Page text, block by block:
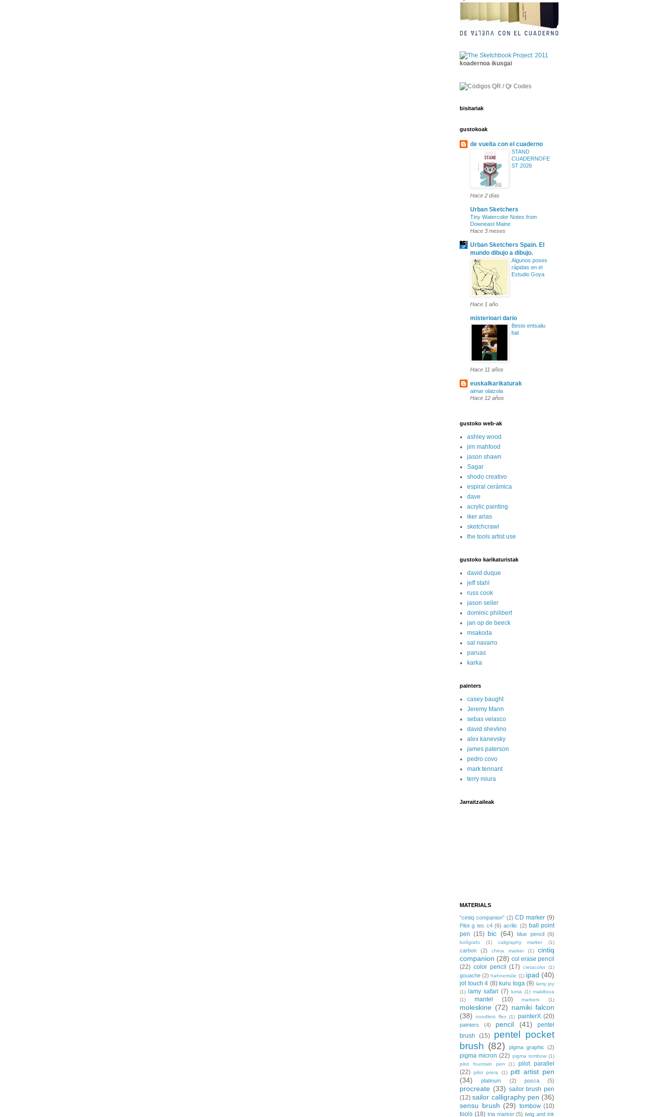
koadernoa ikusgai
bisitariak
gustokoak
de vuelta con el cuaderno
STAND
CUADERNOFE
ST 2026
Hace 2 días
Urban Sketchers
Tiny Watercolor Notes from
Downeast Maine
Hace 3 meses
Urban Sketchers Spain. El
mundo dibujo a dibujo.
Algunos poses
rápidas en el
Estudio Goya
Hace 1 año
misterioari dario
Beste entsailu
bat
Hace 11 años
euskalkarikaturak
aimar olaizola
Hace 12 años
gustoko web-ak
ashley wood
jim mahfood
jason shawn
Sagar
shodo creativo
espiral cerámica
dave
acrylic painting
iker arias
sketchcrawl
the tools artist use
gustoko karikaturistak
david duque
jeff stahl
russ cook
jason seiler
dominic philibert
jan op de beeck
msakoda
sal navarro
paruas
karka
painters
casey baught
Jeremy Mann
sebas velasco
david shevlino
alex kanevsky
james paterson
pedro covo
mark tennant
terry miura
Jarraitzaileak
MATERIALS
"cintiq companion" (2) CD marker (9)
Pilot g tec c4 (6) acrilic (2) ball point
pen (15) bic (64) blue pencil (6)
bolígrafo (1) caligraphy marker (1)
carbon (2) china marker (1)
cintiq
companion (28) col erase pencil
(22) color pencil (17) cretacolor (1)
gouache (2) hahnemüle (1) ipad (40)
jot touch 4 (8) kuru toga (9) lamy joy
(1) lamy safari (7) luma (1) makiltxoa
(1)
mantel (10) markers (1)
moleskine (72) namiki falcon
(38)
noodlers flex (1) painterX (20)
painters (4) pencil (41)
pentel
brush
(15)
pentel pocket
brush (82) pigma graphic (2)
pigma micron (22) pigma tombow (1)
pilot fountain pen
(1)
pilot parallel
(22) pilot prera (1)
pitt artist pen
(34)
platinum (2) posca (5)
procreate (33) sailor brush pen
(12) sailor calligraphy pen (36)
sensu brush (29) tombow (10)
tools (18) tria marker (5) twig and ink